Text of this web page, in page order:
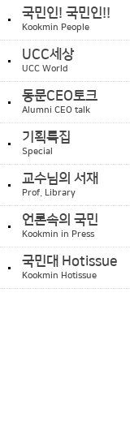
국민인! 국민인!!
Kookmin People
UCC세상
UCC World
동문CEO토크
Alumni CEO talk
기획특집
Special
교수님의 서재
Prof. Library
언론속의 국민
Kookmin in Press
국민대 Hotissue
Kookmin Hotissue